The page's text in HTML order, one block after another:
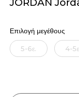
JORDAN
Επιλογή μεγέθους
5-6ε. 4-